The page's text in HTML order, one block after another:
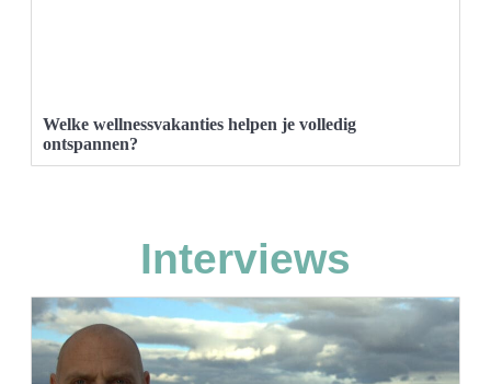
Welke wellnessvakanties helpen je volledig
ontspannen?
Interviews